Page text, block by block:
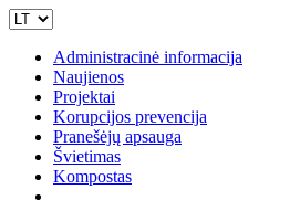
Administracinė informacija
Naujienos
Projektai
Korupcijos prevencija
Pranešėjų apsauga
Švietimas
Kompostas